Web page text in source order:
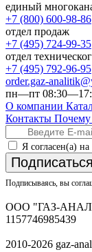
единый
+7 (800) 600-98-86
отдел продаж
+7 (495) 724-99-35
отдел
+7 (495) 792-96-95
order.gaz-
пн—пт
О компании
Контакты
Я согласен(а)
Подписываясь, вы
ООО "ГАЗ-
1157746985439
2010-2026 gaz-